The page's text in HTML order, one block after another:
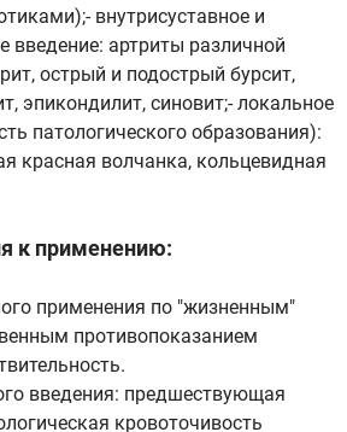
внутрисуставное и
введение: артриты различной
острый и подострый бурсит,
эпикондилит, синовит;- локальное
патологического образования):
красная волчанка, кольцевидная
к применению:
применения по "жизненным"
противопоказанием
введения: предшествующая
кровоточивость